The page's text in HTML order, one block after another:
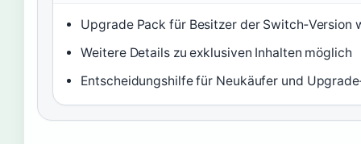
Upgrade Pack für Besitzer der Switch‑Version
Weitere Details zu exklusiven Inhalten möglich
Entscheidungshilfe für Neukäufer und